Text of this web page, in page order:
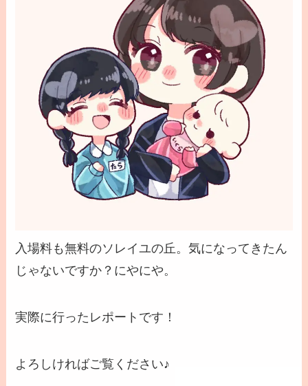
入場料も無料のソレイユの丘。気になってきたん
じゃないですか？にやにや。
実際に行ったレポートです！
よろしければご覧ください♪